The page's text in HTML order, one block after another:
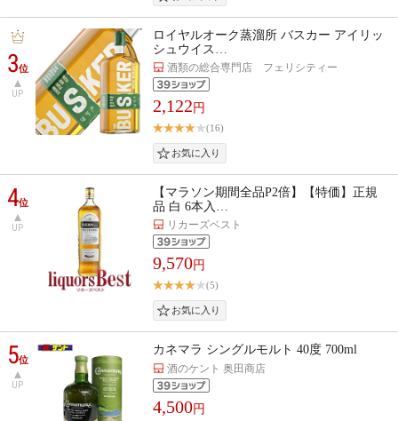
3位
UP
ロイヤルオーク蒸溜所 バスカー アイリッ
シュウイス…
酒類の総合専門店 フェリシティー
2,122 円
(16)
4位
UP
【マラソン期間全品P2倍】【特価】正規
品 白 6本入…
リカーズベスト
9,570円
(5)
5位
UP
カネマラ シングルモルト 40度 700ml
酒のケント 奥田商店
4,500円